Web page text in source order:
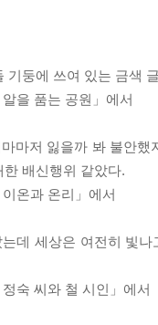
기둥에 쓰여 있는 금색
을 품는 공원」에서
마저 잃을까 봐 불안
배신행위 같았다.
온과 온리」에서
데 세상은 여전히 빛
숙 씨와 철 시인」에서